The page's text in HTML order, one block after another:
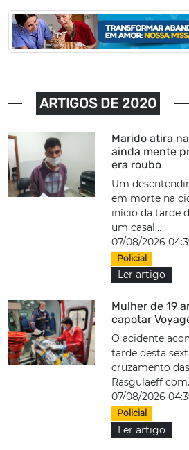
ARTIGOS DE 2020
Marido atira
ainda mente
era roubo
Um
em morte na
início da tarde
um casal...
07/08/2026
Policial
Ler artigo
Mulher de 19
capotar
O acidente
tarde desta
cruzamento
Rasgulaeff
07/08/2026
Policial
Ler artigo